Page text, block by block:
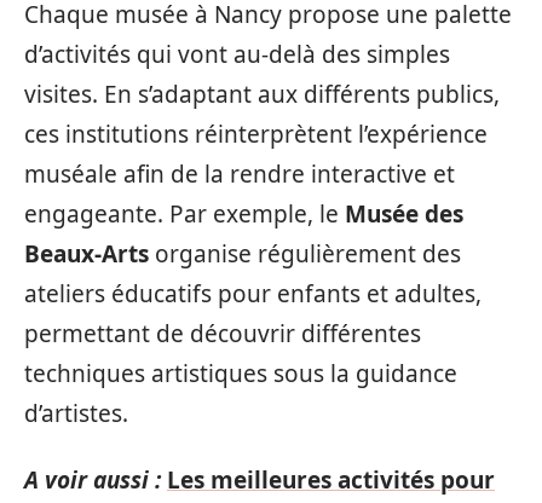
Chaque musée à Nancy propose une palette
d’activités qui vont au-delà des simples
visites. En s’adaptant aux différents publics,
ces institutions réinterprètent l’expérience
muséale afin de la rendre interactive et
engageante. Par exemple, le Musée des
Beaux-Arts organise régulièrement des
ateliers éducatifs pour enfants et adultes,
permettant de découvrir différentes
techniques artistiques sous la guidance
d’artistes.
A voir aussi : Les meilleures activités pour